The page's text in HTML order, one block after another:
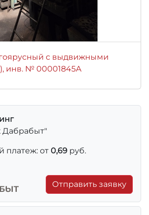
с выдвижными
инв. № 00001845А
платеж: от 0,69 руб.
Отправить заявку